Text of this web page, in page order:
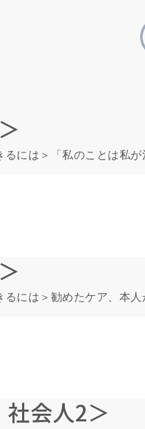
るには＞「私のことは私が
るには＞勧めたケア、本人
会人2＞